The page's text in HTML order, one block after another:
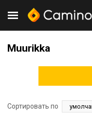
Muurikka
Сортировать по